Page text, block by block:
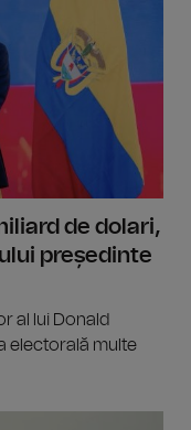
de dolari,
președinte
al lui Donald
electorală multe